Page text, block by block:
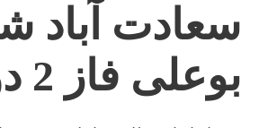
سعادت آباد
بوعلی فاز 2 دو